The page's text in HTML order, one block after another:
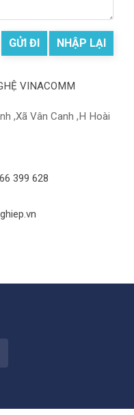
GỬI ĐI
VINACOMM
,Xã Vân Canh ,H Hoài
399 628